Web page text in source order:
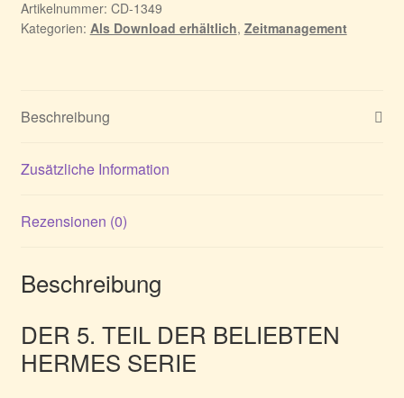
von
Megaera
Artikelnummer: CD-1349
Kategorien: Als Download erhältlich, Zeitmanagement
Beschreibung
Zusätzliche Information
Rezensionen (0)
Beschreibung
DER 5. TEIL DER BELIEBTEN
HERMES SERIE